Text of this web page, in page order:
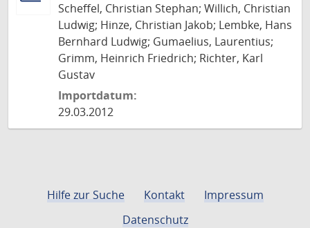
Scheffel, Christian Stephan; Willich, Christian
Ludwig; Hinze, Christian Jakob; Lembke, Hans
Bernhard Ludwig; Gumaelius, Laurentius;
Grimm, Heinrich Friedrich; Richter, Karl
Gustav
Importdatum:
29.03.2012
Hilfe zur Suche Kontakt
Impressum
Datenschutz